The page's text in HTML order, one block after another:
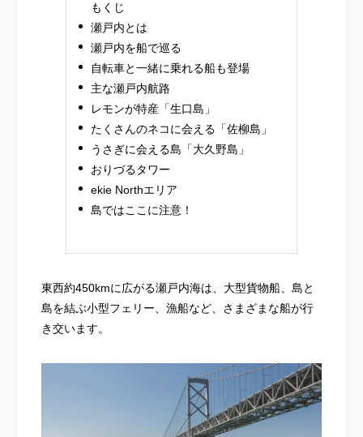
もくじ
瀬戸内とは
瀬戸内を船で巡る
自転車と一緒に乗れる船も登場
主な瀬戸内航路
レモンが特産「生口島」
たくさんのネコに会える「佐柳島」
うさぎに会える島「大久野島」
おりづるタワー
ekie Northエリア
島ではここに注意！
東西約450kmに広がる瀬戸内海は、大型貨物船、島と
島を結ぶ小型フェリー、漁船など、さまざまな船が行
き交います。